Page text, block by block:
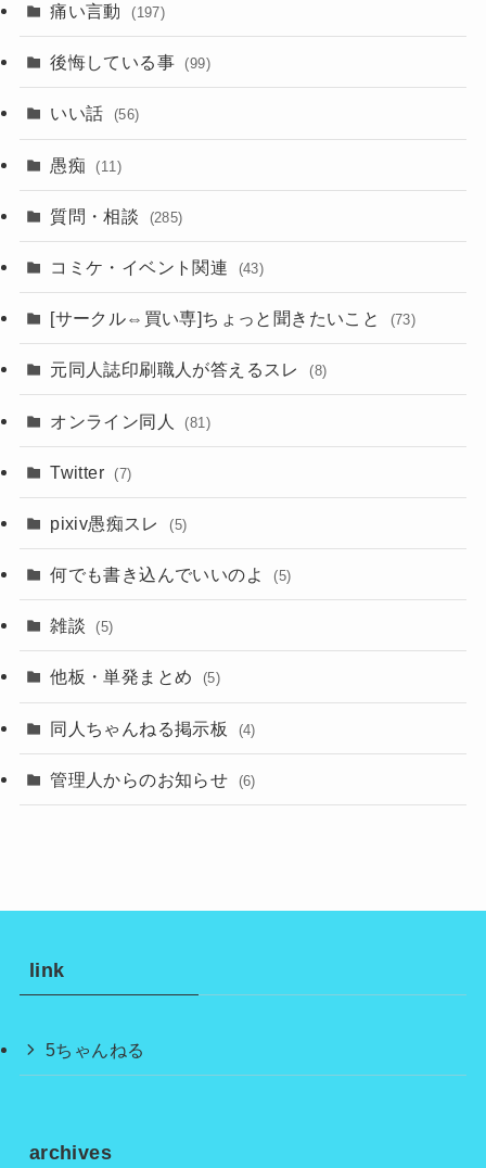
痛い言動 (197)
後悔している事 (99)
いい話 (56)
愚痴 (11)
質問・相談 (285)
コミケ・イベント関連 (43)
[サークル⇔買い専]ちょっと聞きたいこと (73)
元同人誌印刷職人が答えるスレ (8)
オンライン同人 (81)
Twitter (7)
pixiv愚痴スレ (5)
何でも書き込んでいいのよ (5)
雑談 (5)
他板・単発まとめ (5)
同人ちゃんねる掲示板 (4)
管理人からのお知らせ (6)
link
5ちゃんねる
archives